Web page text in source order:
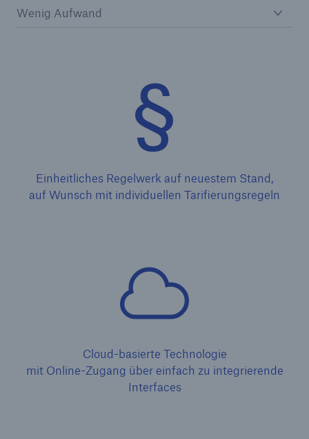
Wenig Aufwand
Einheitliches Regelwerk auf neuestem Stand,
auf Wunsch mit individuellen Tarifierungsregeln
Cloud-basierte Technologie
mit Online-Zugang über einfach zu integrierende
Interfaces